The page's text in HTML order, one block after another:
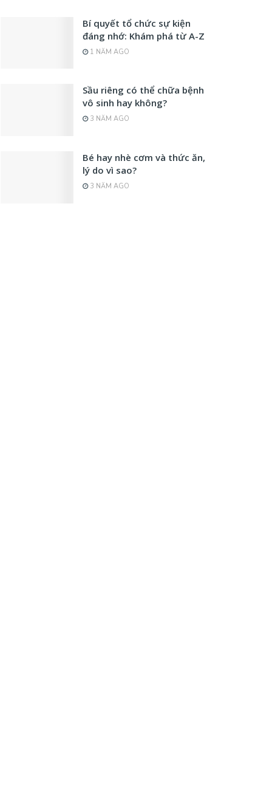
Bí quyết tổ chức sự kiện
đáng nhớ: Khám phá từ A-Z
1 NĂM AGO
Sầu riêng có thể chữa bệnh
vô sinh hay không?
3 NĂM AGO
Bé hay nhè cơm và thức ăn,
lý do vì sao?
3 NĂM AGO